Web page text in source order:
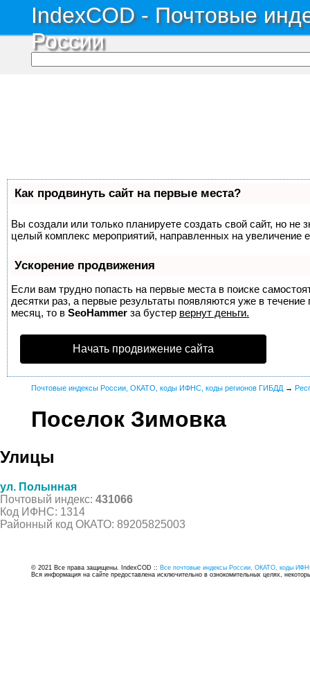
IndexCOD - Почтовые
России
Как продвинуть сайт на первые места?
Вы создали или только планируете создать свой сайт, но не
целый комплекс мероприятий, направленных на увеличение
Ускорение продвижения
Если вам трудно попасть на первые места в поиске
десятки раз, а первые результаты появляются уже в
месяц, то в SeoHammer за бустер вернут деньги.
Начать продвижение сайта
Почтовые индексы России, ОКАТО, коды ИФНС, коды регионов ГИБДД →
Поселок Зимовка
Улицы
ул. Полынная
Почтовый индекс: 431066
Код ИФНС: 1314
Районный код ОКАТО: 89205825003
© 2021 Все права защищены. IndexCOD :: Все почтовые индексы России, ОКАТО, коды
Вся информация на сайте предоставлена исключительно в ознокомительных целях,